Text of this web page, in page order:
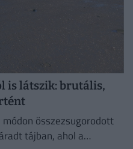
is látszik: brutális,
összezsugorodott
tájban, ahol a